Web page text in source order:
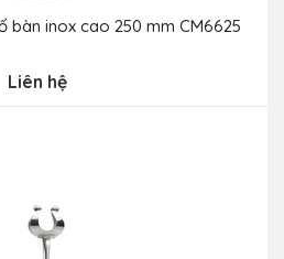
bàn inox cao 250 mm CM6625
Liên hệ